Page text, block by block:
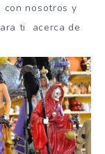
con nosotros y
ti acerca de